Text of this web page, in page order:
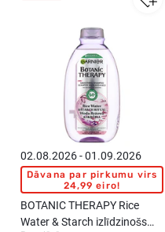
02.08.2026 - 01.09.2026
Dāvana par pirkumu virs
24,99 eiro!
BOTANIC THERAPY Rice
Water & Starch izlīdzinošs